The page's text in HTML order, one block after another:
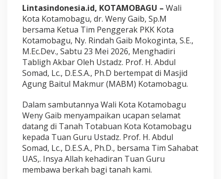
a
z
A
b
d
u
l
S
o
a
d
K
o
t
m
Lintasindonesia.id, KOTAMOBAGU – Wali
Kota Kotamobagu, dr. Weny Gaib, Sp.M
bersama Ketua Tim Penggerak PKK Kota
Kotamobagu, Ny. Rindah Gaib Mokoginta, S.E.,
M.Ec.Dev., Sabtu 23 Mei 2026, Menghadiri
Tabligh Akbar Oleh Ustadz. Prof. H. Abdul
Somad, Lc., D.E.S.A., Ph.D bertempat di Masjid
Agung Baitul Makmur (MABM) Kotamobagu.
Dalam sambutannya Wali Kota Kotamobagu
Weny Gaib menyampaikan ucapan selamat
datang di Tanah Totabuan Kota Kotamobagu
kepada Tuan Guru Ustadz. Prof. H. Abdul
Somad, Lc., D.E.S.A., Ph.D., bersama Tim Sahabat
UAS,. Insya Allah kehadiran Tuan Guru
membawa berkah bagi tanah kami.